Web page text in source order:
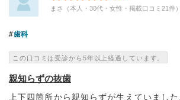
まさ（本人・30代・女性・掲載口コミ21件）
歯科
この口コミは受診から5年以上経過しています。
親知らずの抜歯
上下四箇所から親知らずが生えていました